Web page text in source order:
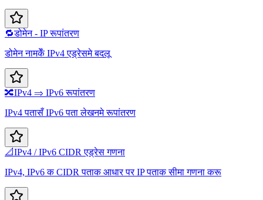
🔁डोमेन - IP रूपांतरण
डोमेन नामकेँ IPv4 एड्रेसमे बदलू
🔀IPv4 ⇒ IPv6 रूपांतरण
IPv4 पतासँ IPv6 पता लेखनमे रूपांतरण
📐IPv4 / IPv6 CIDR एड्रेस गणना
IPv4, IPv6 क CIDR पताक आधार पर IP पताक सीमा गणना करू